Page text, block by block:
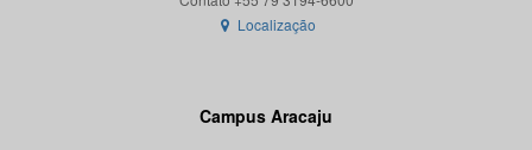
Localização
Campus Aracaju